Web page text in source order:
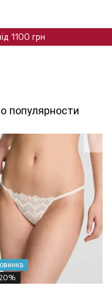
1100 грн
популярности